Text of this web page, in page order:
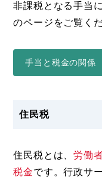
非課税となる手当
のページをご覧くだ
手当と税金の関係
住民税
住民税とは、労働
税金です。行政サ